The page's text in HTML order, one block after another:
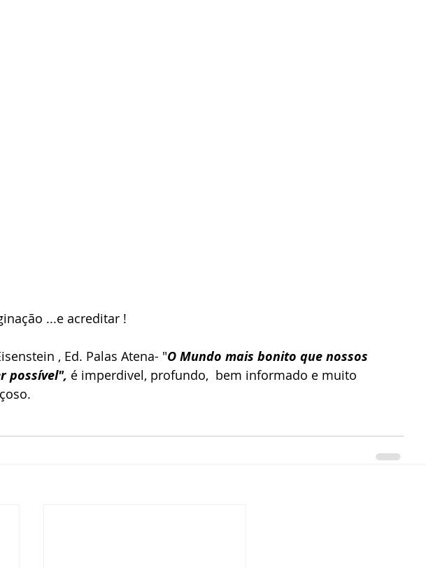
...e acreditar !
, Ed. Palas Atena- "O Mundo mais bonito que nossos
possível", é imperdivel, profundo,  bem informado e muito